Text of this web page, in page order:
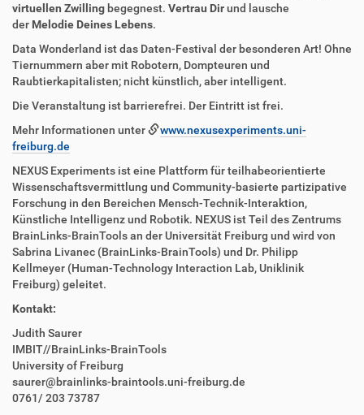
virtuellen Zwilling begegnest. Vertrau Dirund lausche
der Melodie Deines Lebens.
Data Wonderland ist das Daten-Festival der besonderen Art! Ohne
Tiernummern aber mit Robotern, Dompteuren und
Raubtierkapitalisten; nicht künstlich, aber intelligent.
Die Veranstaltung ist barrierefrei. Der Eintritt ist frei.
Mehr Informationen unter
www.nexusexperiments.uni-
freiburg.de
NEXUS Experiments ist eine Plattform für teilhabeorientierte
Wissenschaftsvermittlung und Community-basierte partizipative
Forschung in den Bereichen Mensch-Technik-Interaktion,
Künstliche Intelligenz und Robotik. NEXUS ist Teil des Zentrums
BrainLinks-BrainTools an der Universität Freiburg und wird von
Sabrina Livanec (BrainLinks-BrainTools) und Dr. Philipp
Kellmeyer (Human-Technology Interaction Lab, Uniklinik
Freiburg) geleitet.
Kontakt:
Judith Saurer
IMBIT//BrainLinks-BrainTools
University of Freiburg
saurer@brainlinks-braintools.uni-freiburg.de
0761/ 203 73787